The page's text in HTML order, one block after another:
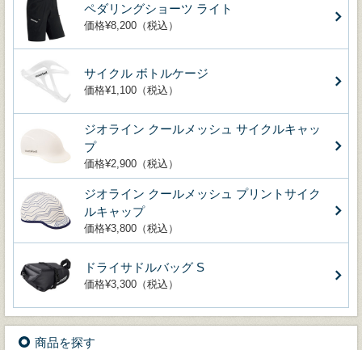
ペダリングショーツ ライト
価格¥8,200（税込）
サイクル ボトルケージ
価格¥1,100（税込）
ジオライン クールメッシュ サイクルキャッ
プ
価格¥2,900（税込）
ジオライン クールメッシュ プリントサイク
ルキャップ
価格¥3,800（税込）
ドライサドルバッグ S
価格¥3,300（税込）
商品を探す